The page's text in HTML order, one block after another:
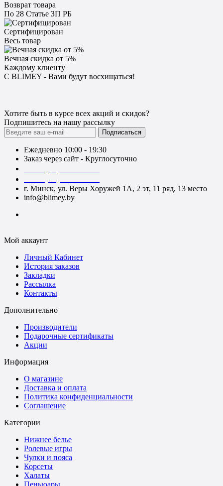
Возврат товара
По 28 Статье ЗП РБ
Сертифицирован
Весь товар
Вечная скидка от 5%
Каждому клиенту
С BLIMEY - Вами будут восхищаться!
Хотите быть в курсе всех акций и скидок?
Подпишитесь на нашу рассылку
Подписаться
Ежедневно 10:00 - 19:30
Заказ через сайт - Круглосуточно
г. Минск, ул. Веры Хоружей 1А, 2 эт, 11 ряд, 13 место
info@blimey.by
Мой аккаунт
Личный Кабинет
История заказов
Закладки
Рассылка
Контакты
Дополнительно
Производители
Подарочные сертификаты
Акции
Информация
О магазине
Доставка и оплата
Политика конфиденциальности
Соглашение
Категории
Нижнее белье
Ролевые игры
Чулки и пояса
Корсеты
Халаты